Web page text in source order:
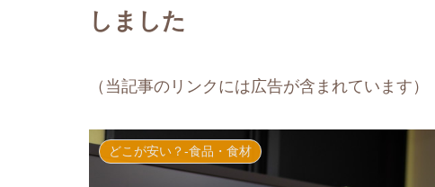
しました
（当記事のリンクには広告が含まれています）
どこが安い？-食品・食材